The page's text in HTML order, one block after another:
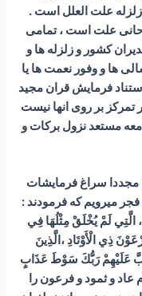
علت العلل است .
علت است ، تمامی
کشور و زلزله ها و
ها و وفور نعمت ها یا
فرمایش قران مجید
تمرکز بر روی انها نیست
مستعد نزول برکات و
مجددا سراغ فرمایشات
الَّتِي لَمْ يُخْلَقْ مِثْلُهَا فِي
ذِي الْأَوْتَادِ ،الَّذِينَ
فَصَبَّ عَلَيْهِمْ رَبُّكَ سَوْطَ عَذَابٍ
عاد و ثمود و فرعون را